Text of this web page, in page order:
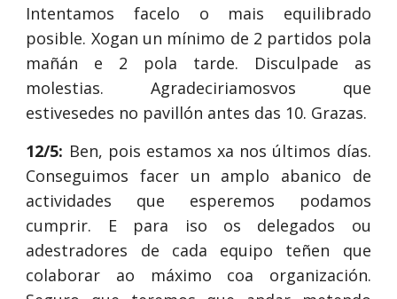
Intentamos facelo o mais equilibrado
posible. Xogan un mínimo de 2 partidos pola
mañán e 2 pola tarde. Disculpade as
molestias. Agradeciriamosvos que
estivesedes no pavillón antes das 10. Grazas.
12/5: Ben, pois estamos xa nos últimos días.
Conseguimos facer un amplo abanico de
actividades que esperemos podamos
cumprir. E para iso os delegados ou
adestradores de cada equipo teñen que
colaborar ao máximo coa organización.